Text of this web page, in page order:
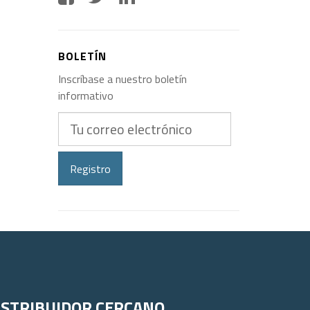
BOLETÍN
Inscríbase a nuestro boletín
informativo
correo
electrónico
Registro